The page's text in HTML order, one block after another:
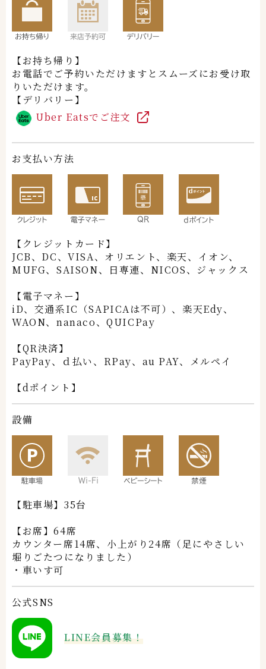
【お持ち帰り】
お電話でご予約いただけますとスムーズにお受け取
りいただけます。
【デリバリー】
Uber Eatsでご注文
お支払い方法
【クレジットカード】
JCB、DC、VISA、オリエント、楽天、イオン、
MUFG、SAISON、日専連、NICOS、ジャックス
【電子マネー】
iD、交通系IC（SAPICAは不可）、楽天Edy、
WAON、nanaco、QUICPay
【QR決済】
PayPay、ｄ払い、RPay、au PAY、メルペイ
【dポイント】
設備
【駐車場】35台
【お席】64席
カウンター席14席、小上がり24席（足にやさしい
堀りごたつになりました）
・車いす可
公式SNS
LINE会員募集！